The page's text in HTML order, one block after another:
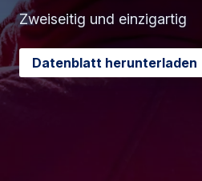
Zweiseitig und einzigartig
Datenblatt herunterladen